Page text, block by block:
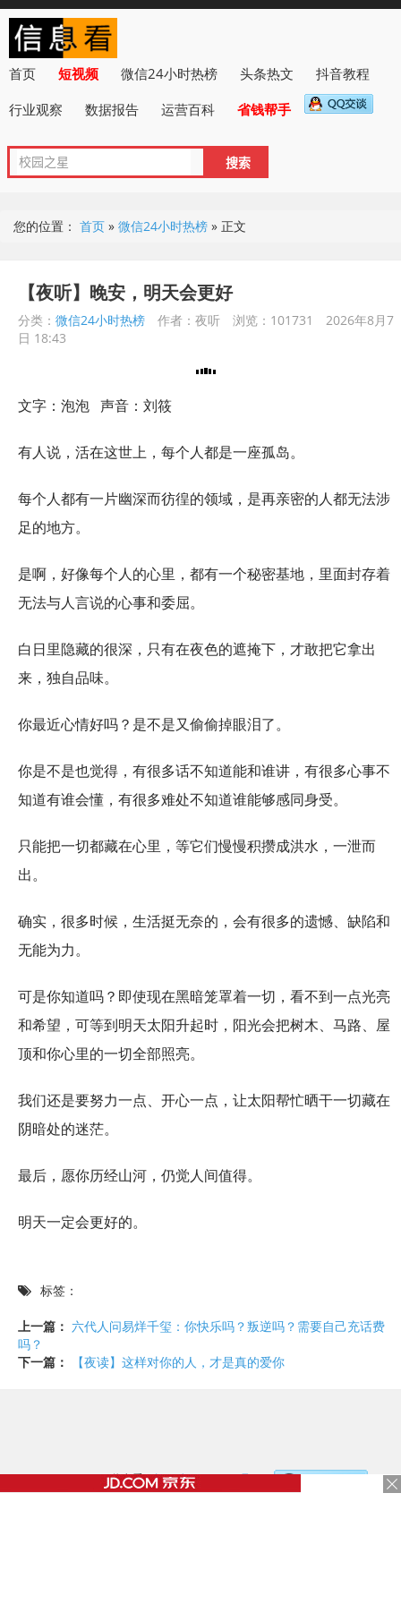
首页 短视频 微信24小时热榜 头条热文
抖音教程
行业观察
数据报告 运营百科 省钱帮手
您的位置： 首页 » 微信24小时热榜 » 正文
【夜听】晚安，明天会更好
分类： 微信24小时热榜 作者：夜听 浏览：101731
2026年8月7
日 18:43
文字：泡泡 声音：刘筱
有人说，活在这世上，每个人都是一座孤岛。
每个人都有一片幽深而彷徨的领域，是再亲密的人都无法涉
足的地方。
是啊，好像每个人的心里，都有一个秘密基地，里面封存着
无法与人言说的心事和委屈。
白日里隐藏的很深，只有在夜色的遮掩下，才敢把它拿出
来，独自品味。
你最近心情好吗？是不是又偷偷掉眼泪了。
你是不是也觉得，有很多话不知道能和谁讲，有很多心事不
知道有谁会懂，有很多难处不知道谁能够感同身受。
只能把一切都藏在心里，等它们慢慢积攒成洪水，一泄而
出。
确实，很多时候，生活挺无奈的，会有很多的遗憾、缺陷和
无能为力。
可是你知道吗？即使现在黑暗笼罩着一切，看不到一点光亮
和希望，可等到明天太阳升起时，阳光会把树木、马路、屋
顶和你心里的一切全部照亮。
我们还是要努力一点、开心一点，让太阳帮忙晒干一切藏在
阴暗处的迷茫。
最后，愿你历经山河，仍觉人间值得。
明天一定会更好的。
标签：
上一篇： 六代人问易烊千玺：你快乐吗？叛逆吗？需要自己充话费
吗？
下一篇：
【夜读】这样对你的人，才是真的爱你
©2017 - 2020 / 信息看 /粤ICP备17153186号-2，